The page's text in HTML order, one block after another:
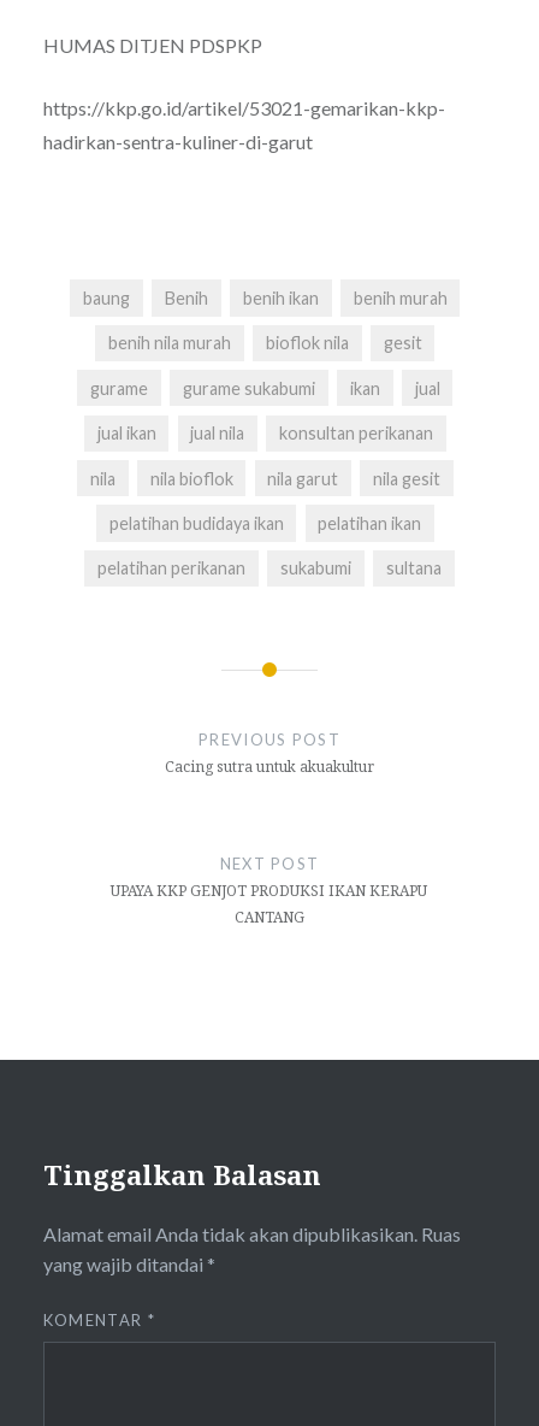
HUMAS DITJEN PDSPKP
https://kkp.go.id/artikel/53021-gemarikan-kkp-
hadirkan-sentra-kuliner-di-garut
baung Benih benih ikan benih murah
benih nila murah bioflok nila gesit
gurame gurame sukabumi ikan jual
jual ikan jual nila konsultan perikanan
nila nila bioflok nila garut nila gesit
pelatihan budidaya ikan pelatihan ikan
pelatihan perikanan sukabumi sultana
PREVIOUS POST
Cacing sutra untuk akuakultur
NEXT POST
UPAYA KKP GENJOT PRODUKSI IKAN KERAPU
CANTANG
Tinggalkan Balasan
Alamat email Anda tidak akan dipublikasikan. Ruas
yang wajib ditandai *
KOMENTAR *